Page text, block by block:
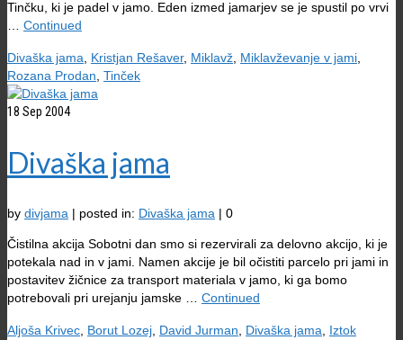
Tinčku, ki je padel v jamo. Eden izmed jamarjev se je spustil po vrvi
… Continued
Divaška jama, Kristjan Rešaver, Miklavž, Miklavževanje v jami,
Rozana Prodan, Tinček
18 Sep 2004
Divaška jama
by divjama | posted in: Divaška jama | 0
Čistilna akcija Sobotni dan smo si rezervirali za delovno akcijo, ki je
potekala nad in v jami. Namen akcije je bil očistiti parcelo pri jami in
postavitev žičnice za transport materiala v jamo, ki ga bomo
potrebovali pri urejanju jamske … Continued
Aljoša Krivec, Borut Lozej, David Jurman, Divaška jama, Iztok